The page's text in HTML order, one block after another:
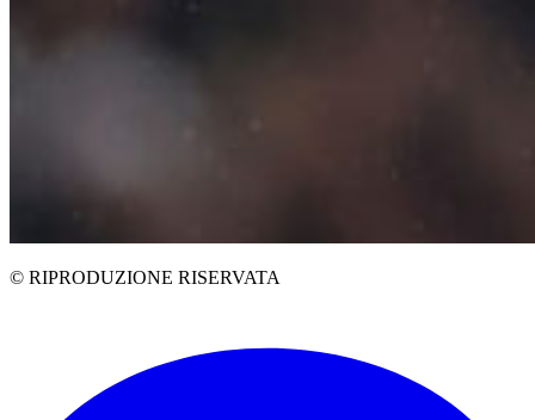
© RIPRODUZIONE RISERVATA